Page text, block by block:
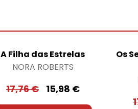
A Filha das Estrelas
NORA ROBERTS
17,76€ 15,98 €
Os